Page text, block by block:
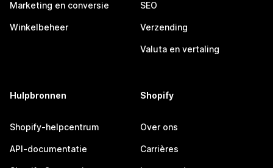
Marketing en conversie
Winkelbeheer
SEO
Verzending
Valuta en vertaling
Hulpbronnen
Shopify-helpcentrum
API-documentatie
Shopify
Over ons
Carrières